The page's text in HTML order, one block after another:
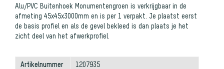
Alu/PVC Buitenhoek Monumentengroen is verkrijgbaar in de
afmeting 45x45x3000mm en is per 1 verpakt. Je plaatst eerst
de basis profiel en als de gevel bekleed is dan plaats je het
zicht deel van het afwerkprofiel.
Artikelnummer 1207935